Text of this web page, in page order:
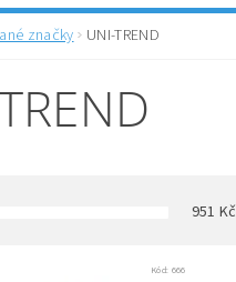
značky UNI-TREND
951 Kč
Kód: 666